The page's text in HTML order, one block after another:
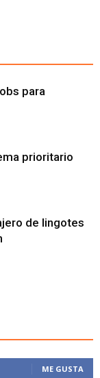
para
prioritario
de lingotes
ME GUSTA